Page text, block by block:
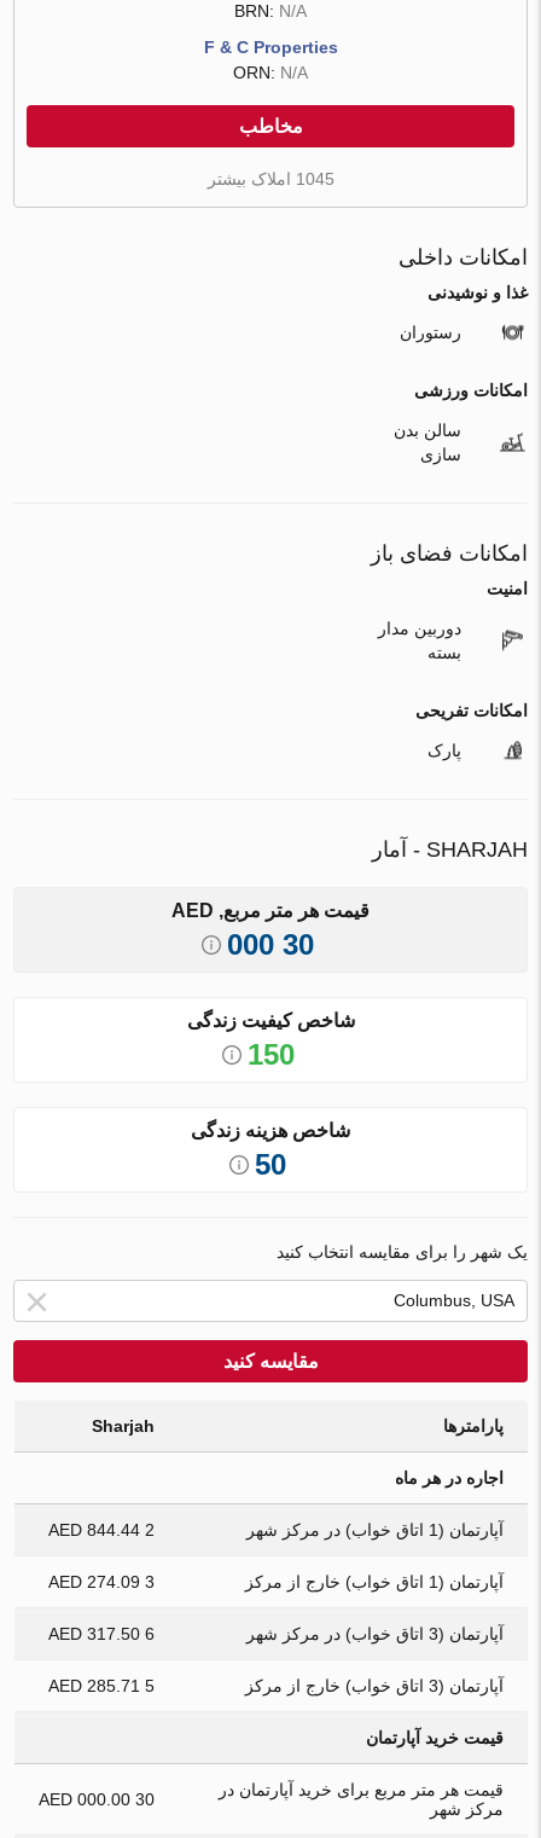
BRN: N/A
F & C Properties
ORN: N/A
مخاطب
1045 املاک بیشتر
امکانات داخلی
غذا و نوشیدنی
رستوران
امکانات ورزشی
سالن بدن
سازی
امکانات فضای باز
امنیت
دوربین مدار
بسته
امکانات تفریحی
پارک
SHARJAH - آمار
قیمت هر متر مربع, AED
30 000
شاخص کیفیت زندگی
150
شاخص هزینه زندگی
50
یک شهر را برای مقایسه انتخاب کنید
مقایسه کنید
پارامترها Sharjah
اجاره در هر ماه
آپارتمان (1 اتاق خواب) در مرکز شهر 2 844.44 AED
آپارتمان (1 اتاق خواب) خارج از مرکز 3 274.09 AED
آپارتمان (3 اتاق خواب) در مرکز شهر 6 317.50 AED
آپارتمان (3 اتاق خواب) خارج از مرکز 5 285.71 AED
قیمت خرید آپارتمان
قیمت هر متر مربع برای خرید آپارتمان در
مرکز شهر
30 000.00 AED